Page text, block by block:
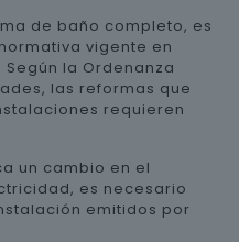
de baño completo, es
vigente en
Según la Ordenanza
las reformas que
requieren
un cambio en el
es necesario
emitidos por